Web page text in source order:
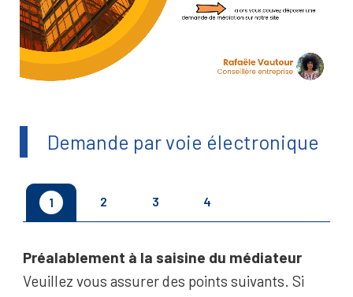
Demande par voie électronique
1 2 3 4
Préalablement à la saisine du médiateur
Veuillez vous assurer des points suivants. Si